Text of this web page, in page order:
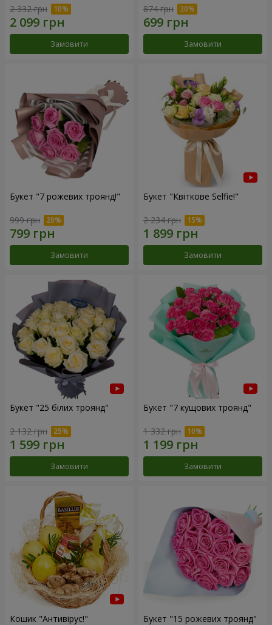
2 332 грн
Замовити
874 грн
Замовити
Букет "7 рожевих троянд!"
999 грн
Замовити
Букет "Квіткове Selfie!"
2 234 грн
Замовити
Букет "25 білих троянд"
2 132 грн
Замовити
Букет "7 кущових троянд"
1 332 грн
Замовити
Кошик "Антивірус!" Букет "15 рожевих троянд"